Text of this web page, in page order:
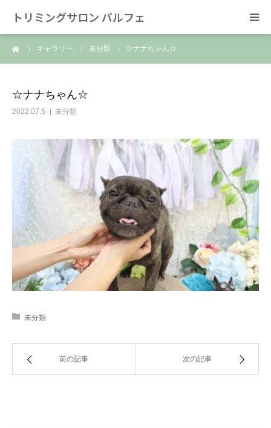
トリミングサロン パルフェ
ギャラリー 未分類 ☆ナナちゃん☆
☆ナナちゃん☆
2022.07.5 未分類
未分類
前の記事 次の記事
HOME
スタッフ
SNS/リンク